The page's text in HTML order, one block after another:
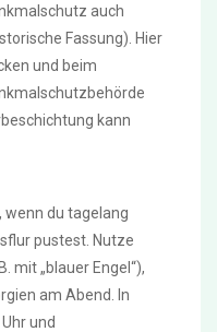
auch
Fassung). Hier
und beim
kann
wenn du tagelang
pustest. Nutze
mit „blauer Engel“),
am Abend. In
und